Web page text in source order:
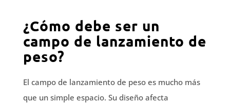
¿Cómo debe ser un
campo de lanzamiento de
peso?
El campo de lanzamiento de peso es mucho más
que un simple espacio. Su diseño afecta